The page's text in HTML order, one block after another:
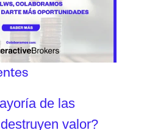
de las
valor?